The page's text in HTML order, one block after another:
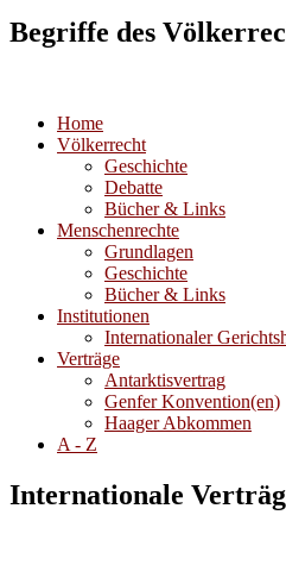
Begriffe des
Home
Völkerrecht
Geschichte
Debatte
Bücher & Links
Menschenrechte
Grundlagen
Geschichte
Bücher & Links
Institutionen
Internationaler
Verträge
Antarktisvertrag
Genfer Konvention(en)
Haager Abkommen
A - Z
Internationale